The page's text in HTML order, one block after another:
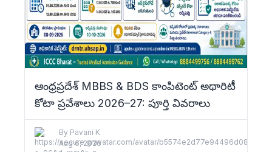
ఆంధ్రప్రదేశ్ MBBS & BDS కాంపిటెంట్ అథారిటీ
కోటా ప్రవేశాలు 2026–27: పూర్తి వివరాలు
By Pavani K
Aug 6, 2026